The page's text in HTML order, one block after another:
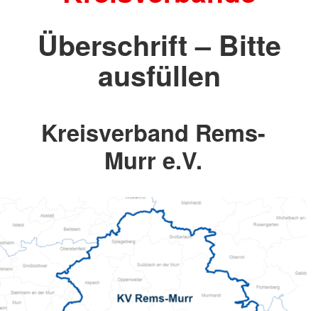
Überschrift – Bitte
ausfüllen
Kreisverband Rems-
Murr e.V.